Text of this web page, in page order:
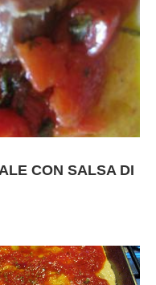
CON SALSA DI